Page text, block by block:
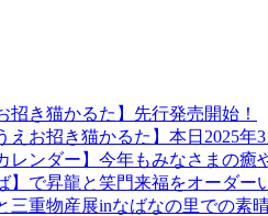
き猫かるた】先行発売開始！
えお招き猫かるた】本日2025年
レンダー】今年もみなさまの癒
】で昇龍と笑門来福をオーダー
三重物産展inなばなの里での素